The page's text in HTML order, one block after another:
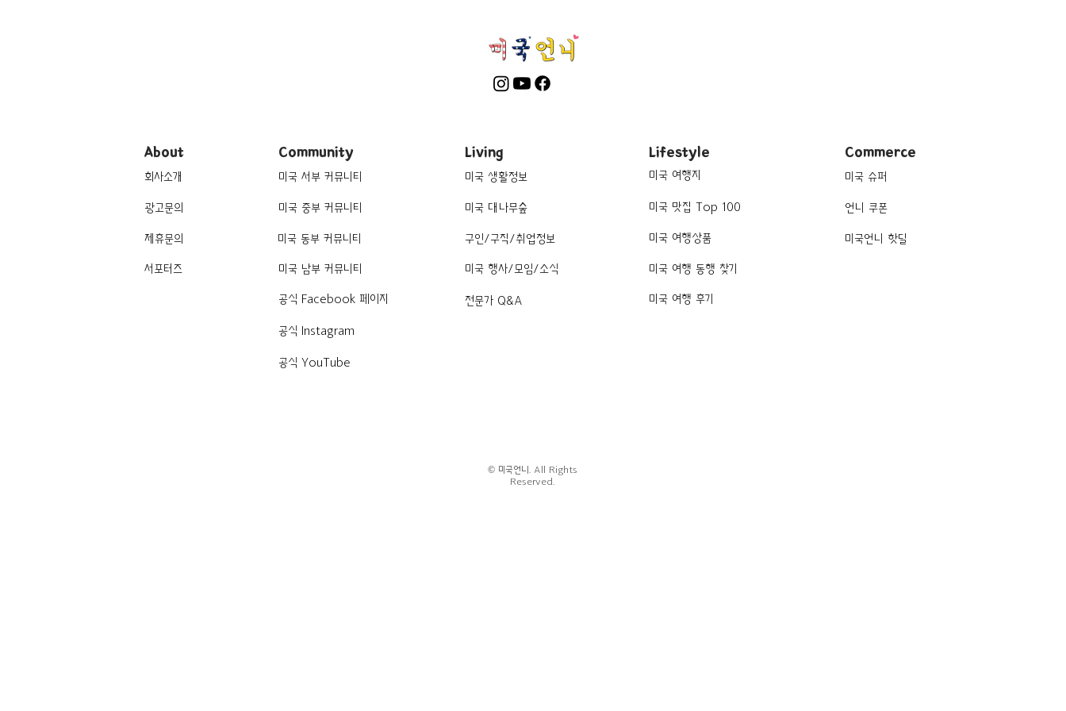
About
회사소개
광고문의
제휴문의
서포터즈
Community
미국 서부 커뮤니티
미국 중부 커뮤니티
미국 동부 커뮤니티
미국 남부 커뮤니티
공식 Facebook 페이지
공식 Instagram
공식 YouTube
Living
미국 생활정보
미국 대나무숲
구인/구직/취업정보
미국 행사/모임/소식
전문가 Q&A
Lifestyle
미국 여행지
미국 맛집 Top 100
미국 여행상품
미국 여행 동행 찾기
미국 여행 후기
Commerce
미국 슈퍼
언니 쿠폰
미국언니 핫딜
© 미국언니. All Rights
Reserved.